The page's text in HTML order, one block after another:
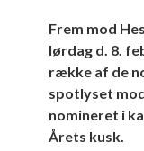
Frem mod
lørdag d. 8.
række af de
spotlyset
nomineret i
Årets kusk.